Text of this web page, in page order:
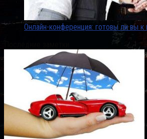
Онлайн-конференция: готовы ли вы к